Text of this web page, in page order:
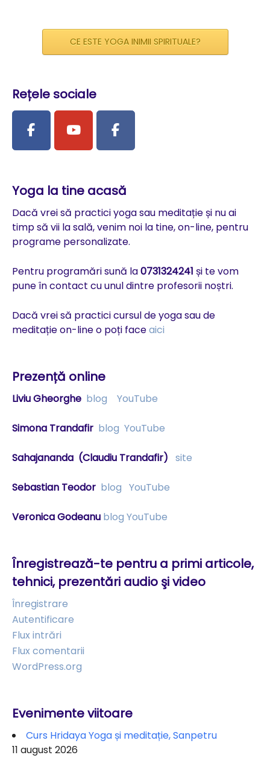
CE ESTE YOGA INIMII SPIRITUALE?
Rețele sociale
Yoga la tine acasă
Dacă vrei să practici yoga sau meditație și nu ai
timp să vii la sală, venim noi la tine, on-line, pentru
programe personalizate.
Pentru programări sună la0731324241 și te vom
pune în contact cu unul dintre profesorii noștri.
Dacă vrei să practici cursul de yoga sau de
meditație on-line o poți faceaici
Prezență online
Liviu Gheorghe blog YouTube
Simona Trandafir blog YouTube
Sahajananda (Claudiu Trandafir) site
Sebastian Teodor blog YouTube
Veronica Godeanu blog YouTube
Înregistrează-te pentru a primi articole,
tehnici, prezentări audio şi video
Înregistrare
Autentificare
Flux intrări
Flux comentarii
WordPress.org
Evenimente viitoare
Curs Hridaya Yoga și meditație, Sanpetru
11 august 2026